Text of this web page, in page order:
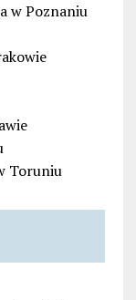
w Poznaniu
Toruniu